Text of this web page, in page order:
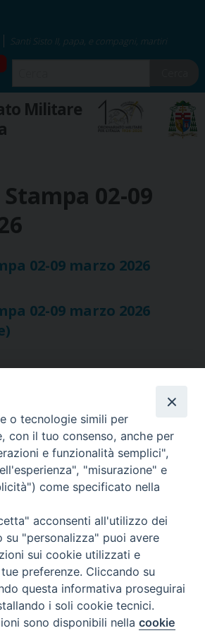
Santi Sisto II, papa, e compagni, martiri
Militare
Stampa 02-09
02-09 marzo 2026
02-09 marzo 2026
Militare per l'Italia
tel. 06.6795100
Preferenze Cookie
o tecnologie simili per
con il tuo consenso, anche per
e funzionalità semplici",
"misurazione" e
come specificato nella
acconsenti all'utilizzo dei
su "personalizza" puoi avere
sui cookie utilizzati e
preferenze. Cliccando su
questa informativa proseguirai
i soli cookie tecnici.
sono disponibili nellacookie